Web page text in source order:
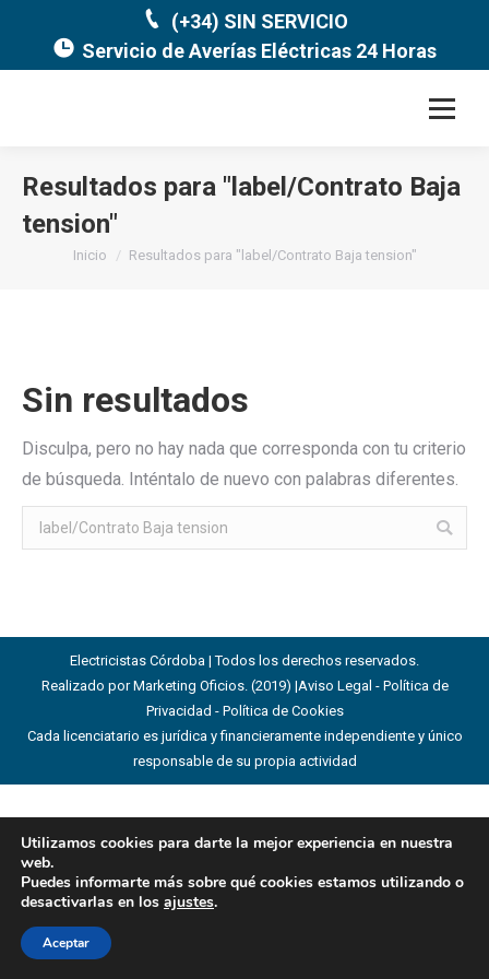
(+34) SIN SERVICIO
Servicio de Averías Eléctricas 24 Horas
Resultados para " label/Contrato Baja
tension"
Estás aquí:
Inicio Resultados para "label/Contrato Baja tension"
Sin resultados
Disculpa, pero no hay nada que corresponda con tu criterio
de búsqueda. Inténtalo de nuevo con palabras diferentes.
Buscar:
Electricistas Córdoba | Todos los derechos reservados.
Realizado por Marketing Oficios. (2019) |Aviso Legal - Política de
Privacidad - Política de Cookies
Cada licenciatario es jurídica y financieramente independiente y único
responsable de su propia actividad
Utilizamos cookies para darte la mejor experiencia en nuestra
web.
Puedes informarte más sobre qué cookies estamos utilizando o
desactivarlas en los ajustes.
Aceptar